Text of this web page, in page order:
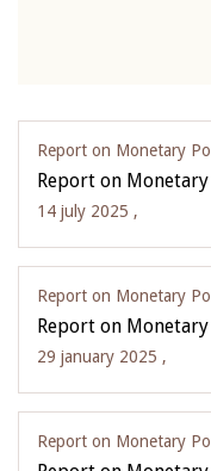
Report on Monetary
Report on
14 july 2025 ,
Report on Monetary
Report on
29 january 2025 ,
Report on Monetary